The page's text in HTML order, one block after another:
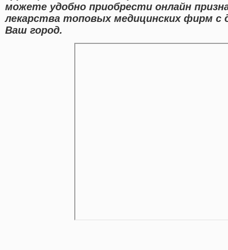
можете удобно приобрести онлайн
лекарства топовых медицинских фирм с
Ваш город.